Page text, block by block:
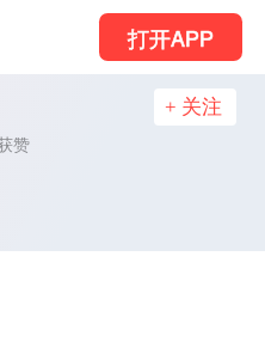
打开APP
赞
+ 关注